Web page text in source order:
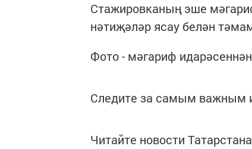
Стажировканың эше
нәтиҗәләр ясау белән
Фото - мәгариф идарәсеннән
Следите за самым важным
Читайте новости